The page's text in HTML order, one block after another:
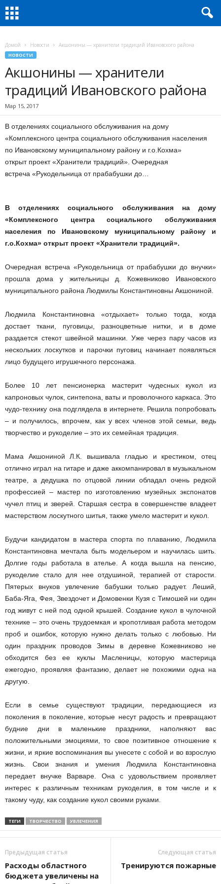
Домой Новости Акшонины — хранители традиций Ивановского района
НОВОСТИ
Акшонины — хранители
традиций Ивановского района
Мар 15, 2017
В отделениях социального обслуживания на дому
«Комплексного центра социального обслуживания населения
по Ивановскому муниципальному району и г.о.Кохма»
открыт проект «Хранители традиций». Очередная
встреча «Рукодельница от прабабушки до…
В отделениях социального обслуживания на дому
«Комплексного центра социального обслуживания
населения по Ивановскому муниципальному району и
г.о.Кохма» открыт проект «Хранители традиций».
Очередная встреча «Рукодельница от прабабушки до внучки»
прошла дома у жительницы д. Кожевниково Ивановского
муниципального района Людмилы Константиновны Акшониной.
Людмила Константиновна «отдыхает» только тогда, когда
достает ткани, пуговицы, разноцветные нитки, и в доме
раздается стекот швейной машинки. Уже через пару часов из
нескольких лоскутков и парочки пуговиц начинает появляться
лицо будущего игрушечного персонажа.
Более 10 лет пенсионерка мастерит чудесных кукол из
капроновых чулок, синтепона, ваты и проволочного каркаса. Это
чудо-технику она подглядела в интернете. Решила попробовать
– и получилось, впрочем, как у всех членов этой семьи, ведь
творчество и рукоделие – это их семейная традиция.
Мама Акшониной Л.К. вышивала гладью и крестиком, отец
отлично играл на гитаре и даже аккомпанировал в музыкальном
театре, а дедушка по отцовой линии обладал очень редкой
профессией – мастер по изготовлению музейных экспонатов
чучел птиц и зверей. Старшая сестра в совершенстве владеет
мастерством лоскутного шитья, также умело мастерит и кукол.
Будучи кандидатом в мастера спорта по плаванию, Людмила
Константиновна мечтала быть модельером и научилась шить.
Долгие годы работала в ателье. А когда вышла на пенсию,
рукоделие стало для нее отдушиной, терапией от старости.
Пятерых внуков увлечение бабушки только радует. Леший,
Баба-Яга, Фея, Звездочет и Домовенки Кузя с Тимошей ни один
год живут с ней под одной крышей. Создание кукол в чулочной
технике – это очень трудоемкая и кропотливая работа методом
проб и ошибок, которую нужно делать только с любовью. Ни
один праздник проводов Зимы в деревне Кожевниково не
обходится без ее куклы Масленицы, которую мастерица
ежегодно, проявляя фантазию, делает не похожими одна на
другую.
Если в семье существуют традиции, передающиеся из
поколения в поколение, которые несут радость и превращают
будние дни в маленькие праздники, наполняют вас
положительными эмоциями, то свое позитивное отношение к
жизни, и яркие воспоминания вы унесете с собой и во взрослую
жизнь. Свои знания и умения Людмила Константиновна
передает внучке Варваре. Она с удовольствием проявляет
интерес к различным техникам рукоделия, в том числе и к
такому чуду, как создание кукол своими руками.
ТЕГИ ТВОРЧЕСТВО УВЛЕЧЕНИЯ
Предыдущая статья
Расходы областного
бюджета увеличены на
Следующая статья
Тренируются пожарные